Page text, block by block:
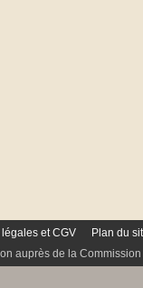
légales et CGV
Plan du
auprès de la